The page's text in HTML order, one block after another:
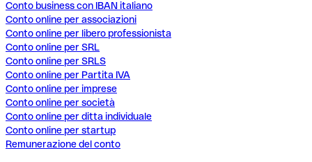
Conto business con IBAN italiano
Conto online per associazioni
Conto online per libero professionista
Conto online per SRL
Conto online per SRLS
Conto online per Partita IVA
Conto online per imprese
Conto online per società
Conto online per ditta individuale
Conto online per startup
Remunerazione del conto